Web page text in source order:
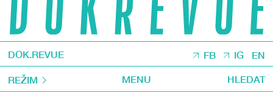
DOK.REVUE FB IG EN
REŽIM MENU HLEDAT